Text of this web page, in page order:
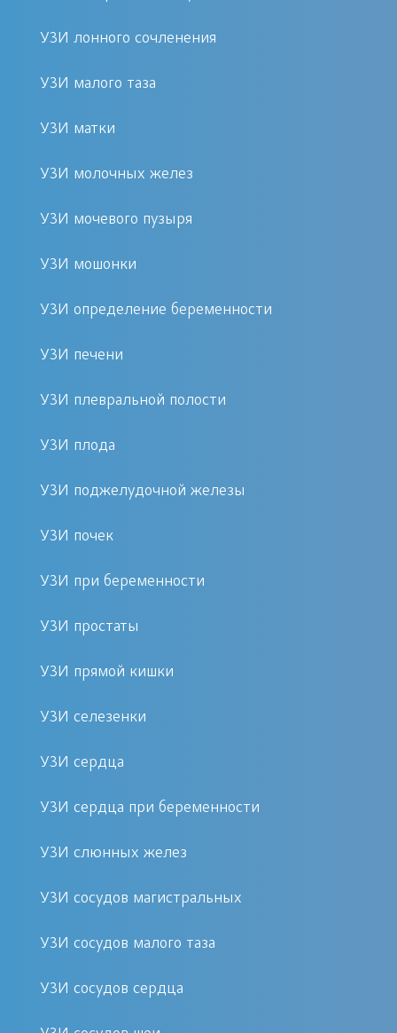
используют для определения
сосудов, выявления отклонений от
При помощи специального аппарата
изучаемую область тела. Волны,
отраженные от конкретного органа,
анализируются компьютером. На
изображение исследуемого объекта.
При ультразвуковой диагностике не
используют ионизирующее
кожи, не применяют дополнительные
вызывает каких-либо ощущений,
повторов, не имеет возрастных и
системы в современной
используют четыре способа
ультразвукового исследования. В их
основе лежит вышеописанный
принцип визуализации при помощи
методов способен определять
УЗИ лонного сочленения
УЗИ малого таза
УЗИ матки
УЗИ молочных желез
УЗИ мочевого пузыря
УЗИ мошонки
УЗИ определение беременности
УЗИ печени
УЗИ плевральной полости
УЗИ плода
УЗИ поджелудочной железы
УЗИ почек
УЗИ при беременности
УЗИ простаты
УЗИ прямой кишки
УЗИ селезенки
УЗИ сердца
УЗИ сердца при беременности
УЗИ слюнных желез
УЗИ сосудов магистральных
УЗИ сосудов малого таза
УЗИ сосудов сердца